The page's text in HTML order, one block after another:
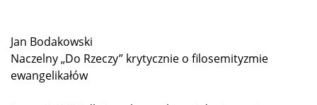
Jan Bodakowski
Naczelny „Do Rzeczy” krytycznie o filosemityzmie
ewangelikałów